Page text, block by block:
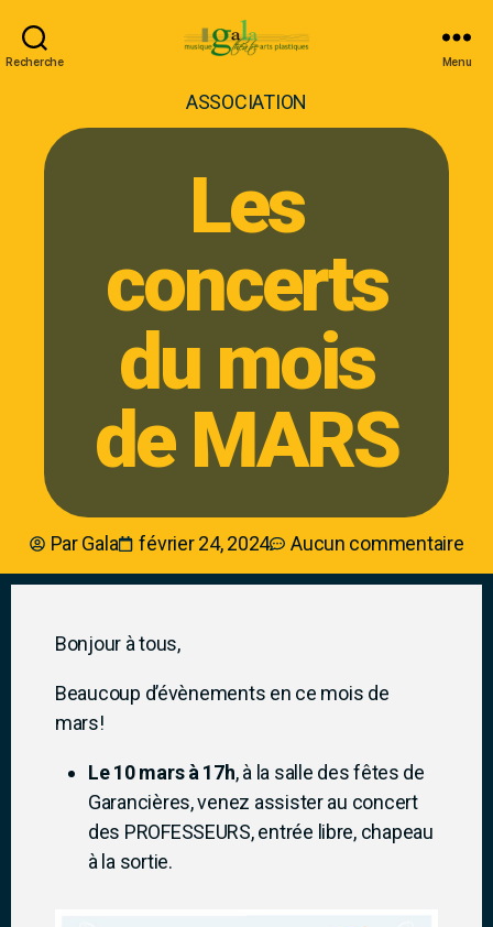
Recherche Menu
ASSOCIATION
Les
concerts
du mois
de MARS
ParGala février 24, 2024 Aucun commentaire
Bonjour à tous,
Beaucoup d’évènements en ce mois de
mars!
Le 10 mars à 17h, à la salle des fêtes de
Garancières, venez assister au concert
des PROFESSEURS, entrée libre, chapeau
à la sortie.